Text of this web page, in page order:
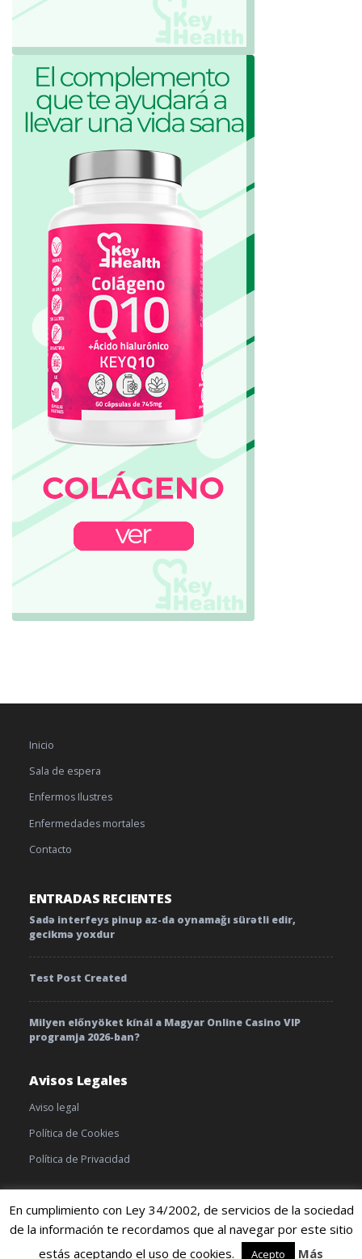
Inicio
Sala de espera
Enfermos Ilustres
Enfermedades mortales
Contacto
ENTRADAS RECIENTES
Sadə interfeys pinup az-da oynamağı sürətli edir,
gecikmə yoxdur
Test Post Created
Milyen előnyöket kínál a Magyar Online Casino VIP
programja 2026-ban?
Avisos Legales
Aviso legal
Política de Cookies
Política de Privacidad
© 2019 TratamientoyEnfermedades | Cookies|Terminos y
condiciones
En cumplimiento con Ley 34/2002, de servicios de la sociedad
de la información te recordamos que al navegar por este sitio
estás aceptando el uso de cookies.
Acepto Más